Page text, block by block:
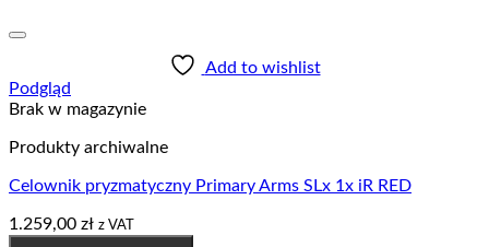
Add to wishlist
Podgląd
Brak w magazynie
Produkty archiwalne
Celownik pryzmatyczny Primary Arms SLx 1x iR RED
1.259,00 zł z VAT